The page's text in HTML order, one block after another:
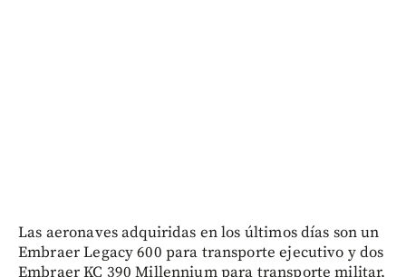
Las aeronaves adquiridas en los últimos días son un
Embraer Legacy 600 para transporte ejecutivo y dos
Embraer KC 390 Millennium para transporte militar,